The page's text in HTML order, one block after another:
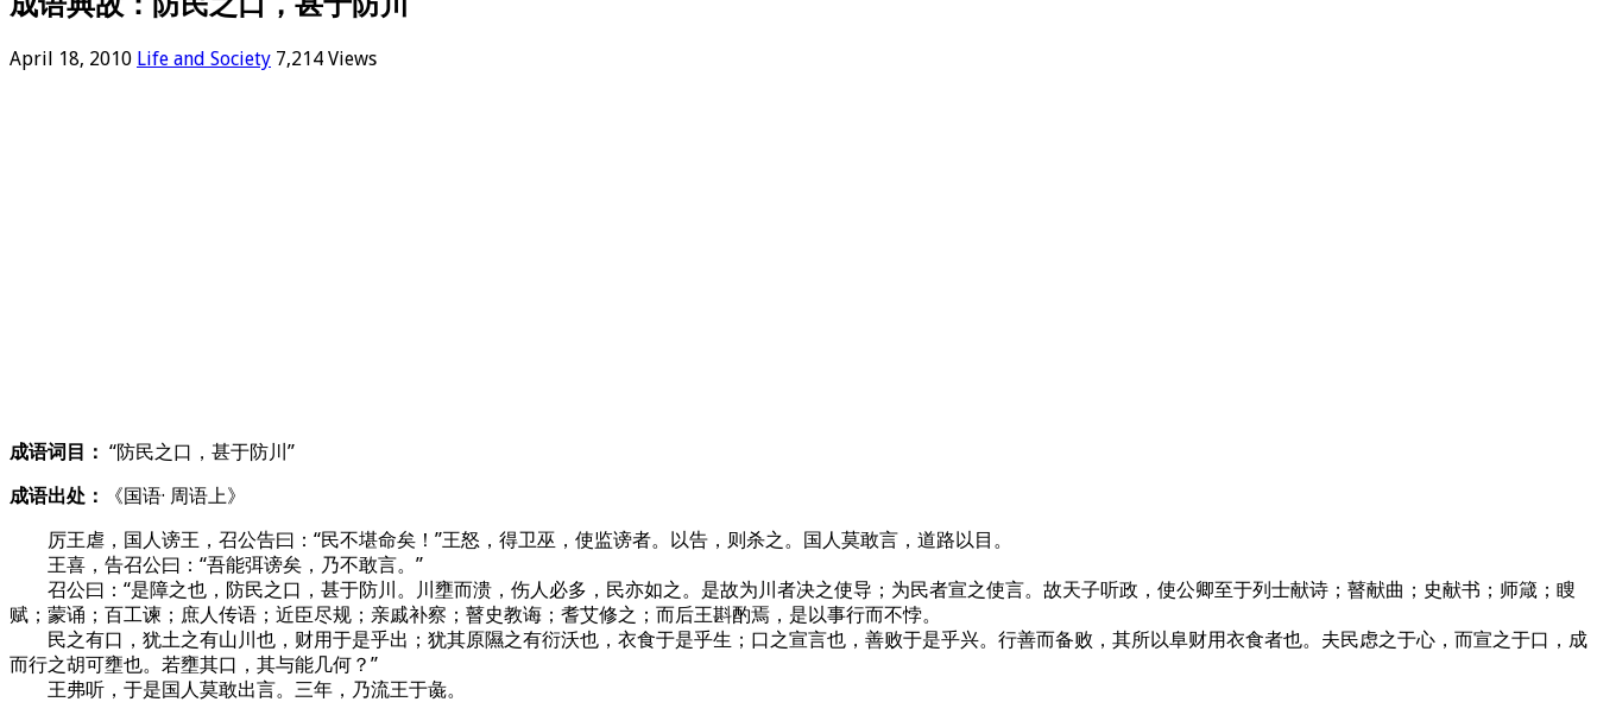
April 18, 2010 Life and Society 7,214 Views
成语词目： “防民之口，甚于防川”
成语出处：
《国语· 周语上》
厉王虐，国人谤王，召公告曰：“民不堪命矣！”王怒，得卫巫，使监谤者。以告，则杀之。国人莫敢言，道路以目。
王喜，告召公曰：“吾能弭谤矣，乃不敢言。”
召公曰：“是障之也，防民之口，甚于防川。川壅而溃，伤人必多，民亦如之。是故为川者决之使导；为民者宣之使言。故天子听政，使公卿至于列士献诗；瞽献曲；史献书；师箴；瞍
赋；蒙诵；百工谏；庶人传语；近臣尽规；亲戚补察；瞽史教诲；耆艾修之；而后王斟酌焉，是以事行而不悖。
民之有口，犹土之有山川也，财用于是乎出；犹其原隰之有衍沃也，衣食于是乎生；口之宣言也，善败于是乎兴。行善而备败，其所以阜财用衣食者也。夫民虑之于心，而宣之于口，成
而行之胡可壅也。若壅其口，其与能几何？”
王弗听，于是国人莫敢出言。三年，乃流王于彘。